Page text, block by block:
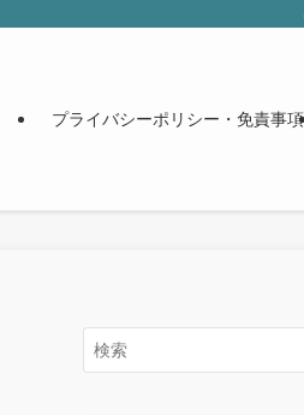
プライバシーポリシー・免責事項